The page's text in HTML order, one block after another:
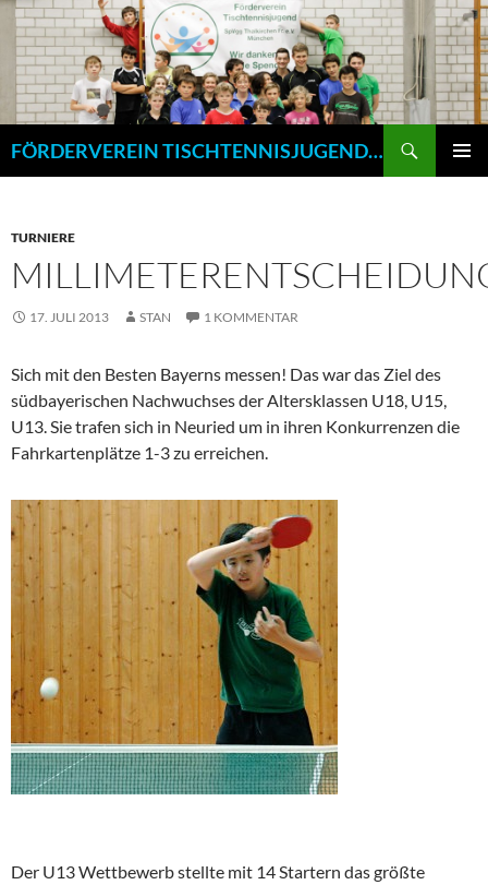
Zum
Inhalt
springen
FÖRDERVEREIN TISCHTENNISJUGEND SPVGG THALKIRCHEN E.V. MÜNCHEN
TURNIERE
17. JULI 2013 STAN 1 KOMMENTAR
Sich mit den Besten Bayerns messen! Das war das Ziel des
südbayerischen Nachwuchses der Altersklassen U18, U15,
U13. Sie trafen sich in Neuried um in ihren Konkurrenzen die
Fahrkartenplätze 1-3 zu erreichen.
Der U13 Wettbewerb stellte mit 14 Startern das größte